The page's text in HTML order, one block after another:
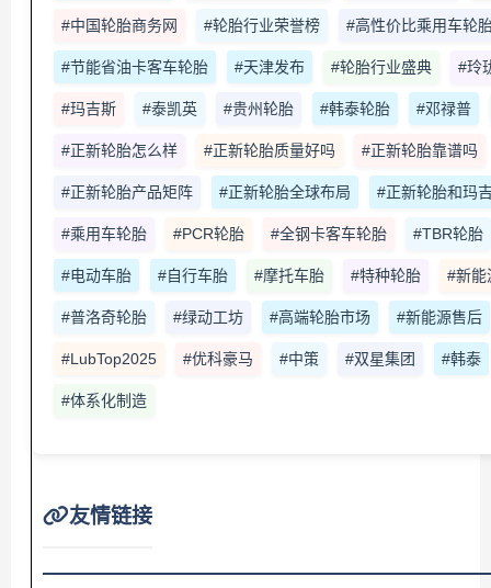
#中国轮胎商务网 #轮胎行业荣誉榜 #高性价比乘用车轮
#节能省油卡客车轮胎 #天津发布 #轮胎行业盛典 #玲
#玛吉斯 #泰凯英 #贵州轮胎 #韩泰轮胎 #邓禄普
#正新轮胎怎么样 #正新轮胎质量好吗 #正新轮胎靠谱吗
#正新轮胎产品矩阵 #正新轮胎全球布局 #正新轮胎和玛
#乘用车轮胎 #PCR轮胎 #全钢卡客车轮胎 #TBR轮胎
#电动车胎 #自行车胎 #摩托车胎 #特种轮胎 #新能
#普洛奇轮胎 #绿动工坊 #高端轮胎市场 #新能源售后
#LubTop2025 #优科豪马 #中策 #双星集团 #韩泰
#体系化制造
友情链接